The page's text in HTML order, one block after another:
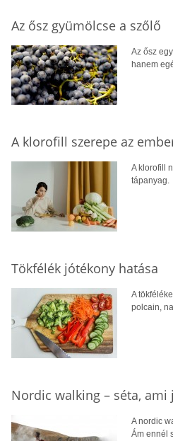
Az ősz gyümölcse a szőlő
Az ősz
hanem
A klorofill szerepe az
A klorofill
tápanyag.
Tökfélék jótékony hatása
A
polcain,
Nordic walking – séta,
A nordic
Ám ennél